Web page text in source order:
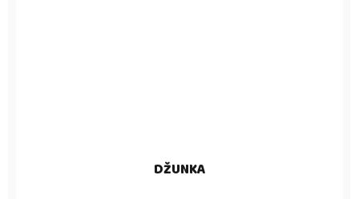
DŽUNKA